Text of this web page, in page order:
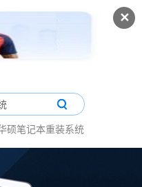
✕
硕笔记本重装系统